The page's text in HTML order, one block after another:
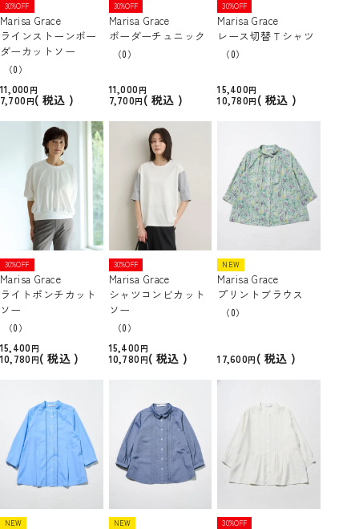
30%OFF
Marisa Grace
ラインストーンボー
ダーカットソー
（0）
11,000
7,700
税込
30%OFF
Marisa Grace
ボーダーチュニック
（0）
11,000
7,700
税込
30%OFF
Marisa Grace
レース切替Ｔシャツ
（0）
15,400
10,780
税込
30%OFF
Marisa Grace
ライトポンチカット
ソー
（0）
15,400
10,780
税込
30%OFF
Marisa Grace
シャツコンビカット
ソー
（0）
15,400
10,780
税込
NEW
Marisa Grace
プリントブラウス
（0）
17,600 税込
NEW NEW 30%OFF